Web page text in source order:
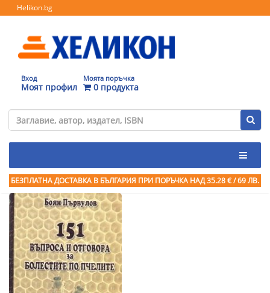
Helikon.bg
Вход
Моят профил
Моята поръчка
0 продукта
БЕЗПЛАТНА ДОСТАВКА В БЪЛГАРИЯ ПРИ ПОРЪЧКА НАД 35.28 € / 69 ЛВ.